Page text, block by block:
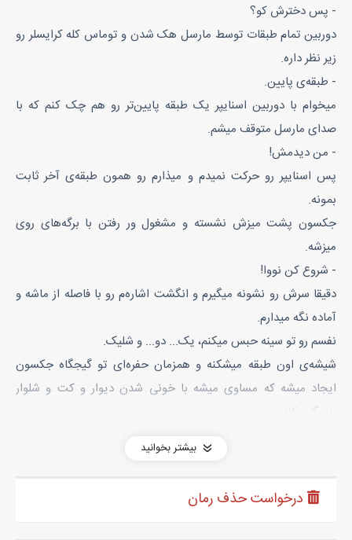
- پس دخترش کو؟
دوربین تمام طبقات توسط مارسل هک شدن و توماس کله کرایسلر رو
زیر نظر داره.
- طبقه‌ی پایین.
میخوام با دوربین اسنایپر یک طبقه پایین‌تر رو هم چک کنم که با
صدای مارسل متوقف میشم.
- من دیدمش!
پس اسنایپر رو حرکت نمیدم و میذارم رو همون طبقه‌ی آخر ثابت
بمونه.
جکسون پشت میزش نشسته و مشغول ور رفتن با برگه‌های روی
میزشه.
- شروع کن نووا!
دقیقا سرش رو نشونه میگیرم و انگشت اشاره‌م رو با فاصله از ماشه و
آماده نگه میدارم.
نفسم رو تو سینه حبس میکنم، یک... دو... و شلیک.
شیشه‌ی اون طبقه میشکنه و همزمان حفره‌ای تو گیجگاه جکسون
ایجاد میشه که مساوی میشه با خونی شدن دیوار و کت و شلوار
اولم نیست و این حس هم برام آشناست.
میشمارم، شلیک و آزاد شدن نفس حبس شده، اما بازهم نمیتونم
بیشتر بخوانید